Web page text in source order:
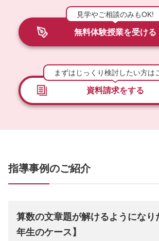
見学やご相談のみもOK!
無料体験授業を受ける
まずはじっくり検討したい方は
資料請求をする
指導事例のご紹介
算数の文章題が解けるようになり
年生のケース】